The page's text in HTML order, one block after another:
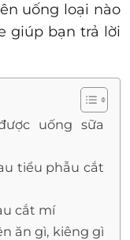
uống loại nào
giúp bạn trả lời
uống sữa
tiểu phẫu cắt
cắt mí
ăn gì, kiêng gì